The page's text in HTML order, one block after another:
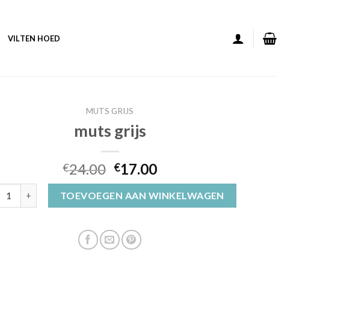
VILTEN HOED
MUTS GRIJS
muts grijs
€24.00 €17.00
TOEVOEGEN AAN WINKELWAGEN